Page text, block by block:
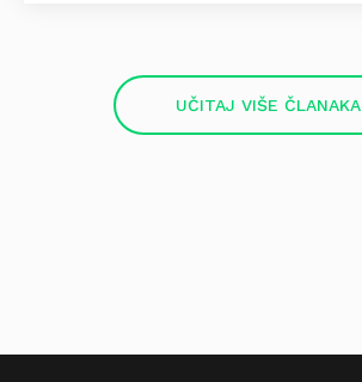
UČITAJ VIŠE ČLANAKA